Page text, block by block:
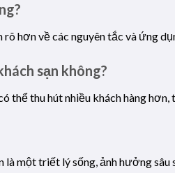
hơn về các nguyên tắc và ứng
sạn không?
thu hút nhiều khách hàng hơn,
là một triết lý sống, ảnh hưởng